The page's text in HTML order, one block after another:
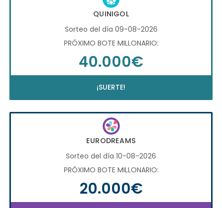
QUINIGOL
Sorteo del día 09-08-2026
PRÓXIMO BOTE MILLONARIO:
40.000€
¡SUERTE!
EURODREAMS
Sorteo del día 10-08-2026
PRÓXIMO BOTE MILLONARIO:
20.000€